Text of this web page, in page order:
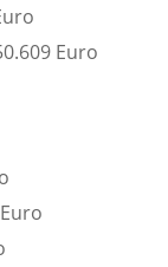
Euro